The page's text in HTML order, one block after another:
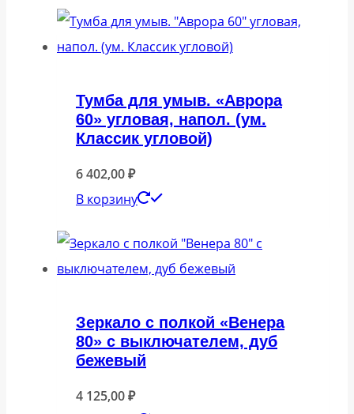
Тумба для умыв. «Аврора
60» угловая, напол. (ум.
Классик угловой)
6 402,00₽
В корзину
Зеркало с полкой «Венера
80» с выключателем, дуб
бежевый
4 125,00₽